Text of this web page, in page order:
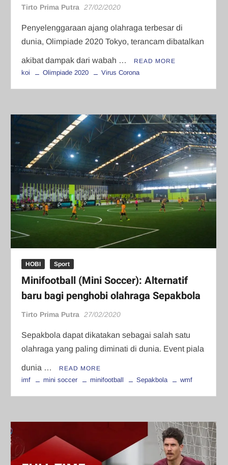
Tirto Prima Putra 27/02/2020
Penyelenggaraan ajang olahraga terbesar di
dunia, Olimpiade 2020 Tokyo, terancam dibatalkan
akibat dampak dari wabah … READ MORE
koi Olimpiade 2020 Virus Corona
HOBI Sport
Minifootball (Mini Soccer): Alternatif
baru bagi penghobi olahraga Sepakbola
Tirto Prima Putra 27/02/2020
Sepakbola dapat dikatakan sebagai salah satu
olahraga yang paling diminati di dunia. Event piala
dunia … READ MORE
imf mini soccer minifootball Sepakbola wmf